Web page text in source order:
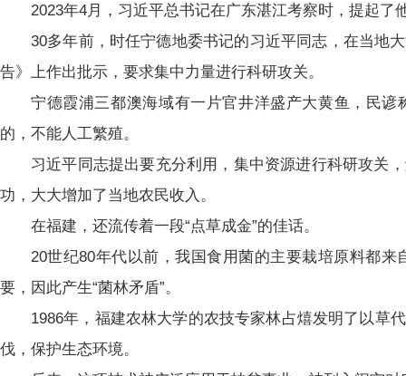
2023年4月，习近平总书记在广东湛江考察时，提起了
30多年前，时任宁德地委书记的习近平同志，在当地
告》上作出批示，要求集中力量进行科研攻关。
宁德霞浦三都澳海域有一片官井洋盛产大黄鱼，民
的，不能人工繁殖。
习近平同志提出要充分利用，集中资源进行科研攻关
功，大大增加了当地农民收入。
在福建，还流传着一段“点草成金”的佳话。
20世纪80年代以前，我国食用菌的主要栽培原料都
要，因此产生“菌林矛盾”。
1986年，福建农林大学的农技专家林占熺发明了以草
伐，保护生态环境。